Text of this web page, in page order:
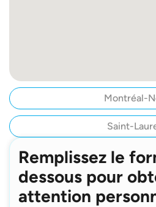
Montréal-
Saint-
Remplissez le
dessous pour
attention